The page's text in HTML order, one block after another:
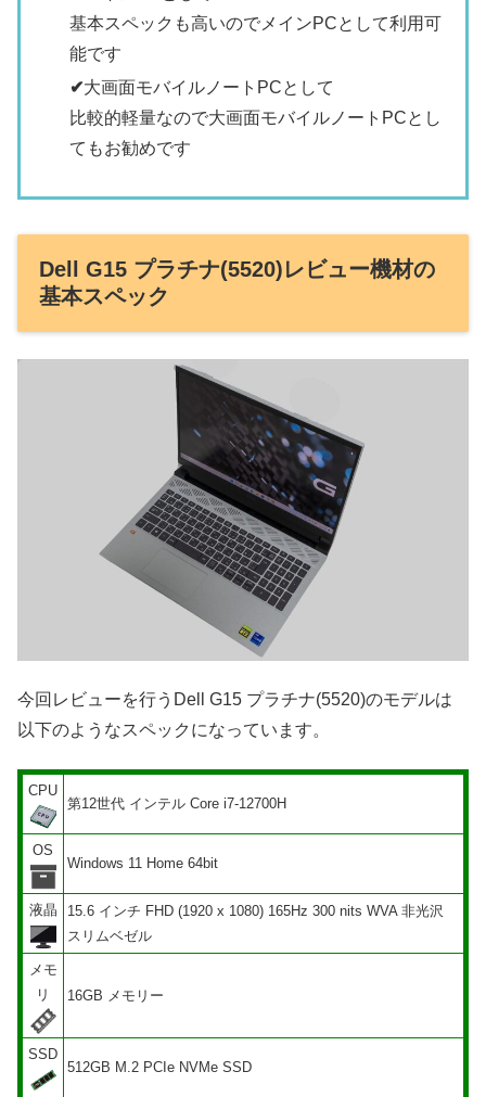
基本スペックも高いのでメインPCとして利用可
能です
✔大画面モバイルノートPCとして
比較的軽量なので大画面モバイルノートPCとし
てもお勧めです
Dell G15 プラチナ(5520)レビュー機材の
基本スペック
今回レビューを行うDell G15 プラチナ(5520)のモデルは
以下のようなスペックになっています。
CPU
第12世代 インテル Core i7-12700H
OS
Windows 11 Home 64bit
液晶
15.6 インチ FHD (1920 x 1080) 165Hz 300 nits WVA 非光沢
スリムベゼル
メモ
リ
16GB メモリー
SSD
512GB M.2 PCIe NVMe SSD